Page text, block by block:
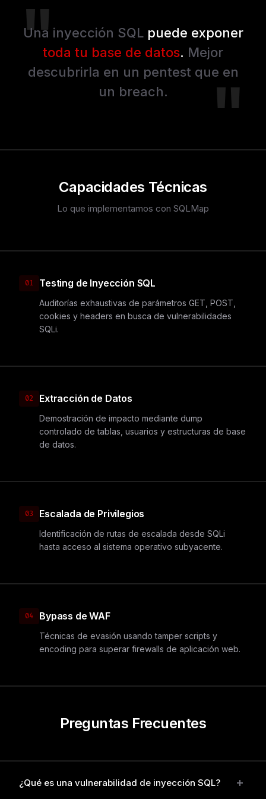
Una inyección SQLpuede exponer
toda tu base de datos. Mejor
descubrirla en un pentest que en
un breach.
Capacidades Técnicas
Lo que implementamos con SQLMap
01 Testing de Inyección SQL
Auditorías exhaustivas de parámetros GET, POST,
cookies y headers en busca de vulnerabilidades
SQLi.
02 Extracción de Datos
Demostración de impacto mediante dump
controlado de tablas, usuarios y estructuras de base
de datos.
03 Escalada de Privilegios
Identificación de rutas de escalada desde SQLi
hasta acceso al sistema operativo subyacente.
04 Bypass de WAF
Técnicas de evasión usando tamper scripts y
encoding para superar firewalls de aplicación web.
Preguntas Frecuentes
¿Qué es una vulnerabilidad de inyección SQL?